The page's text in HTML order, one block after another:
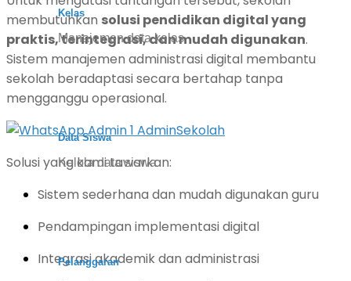
Kelas
Manajemen data kelas
Data Siswa
Kelola data siswa
Pelanggaran
membutuhkan solusi pendidikan digital yang
praktis, terintegrasi, dan mudah digunakan.
Sistem manajemen administrasi digital membantu
sekolah beradaptasi secara bertahap tanpa
mengganggu operasional.
Solusi yang kami tawarkan:
Sistem sederhana dan mudah digunakan guru
Pendampingan implementasi digital
Integrasi akademik dan administrasi